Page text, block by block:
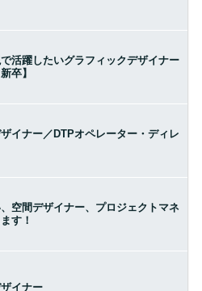
活躍したいグラフィックデザイナー
卒】
イナー／DTPオペレーター・ディレ
空間デザイナー、プロジェクトマネ
す！
イナー